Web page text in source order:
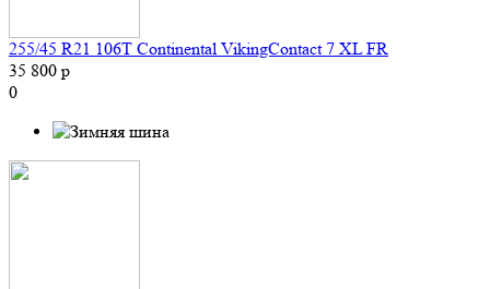
255/45 R21 106T Continental VikingContact 7 XL FR
35 800 р
0